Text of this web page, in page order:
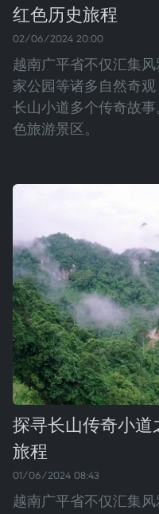
红色历史旅程
02/06/2024 20:00
越南广平省不仅汇集
家公园等诸多自然奇
长山小道多个传奇故
色旅游景区。
探寻长山传奇小
旅程
01/06/2024 08:43
越南广平省不仅汇集